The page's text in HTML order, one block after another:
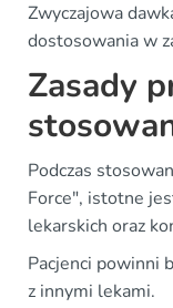
Zwyczajowa
dostosowania w
Zasady
Podczas
Force", istotne
lekarskich oraz
Pacjenci powinni
z innymi lekami.